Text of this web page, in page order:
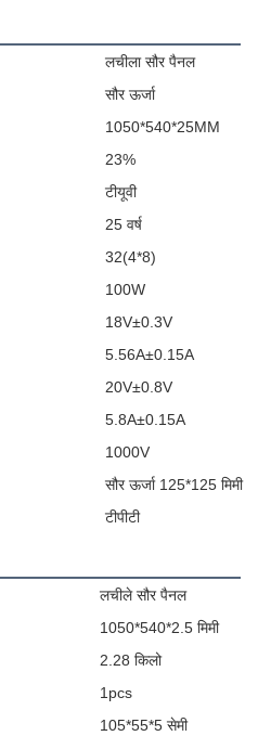
लचीला सौर पैनल
सौर ऊर्जा
1050*540*25MM
23%
टीयूवी
25 वर्ष
32(4*8)
100W
18V±0.3V
5.56A±0.15A
20V±0.8V
5.8A±0.15A
1000V
सौर ऊर्जा 125*125 मिमी
टीपीटी
लचीले सौर पैनल
1050*540*2.5 मिमी
2.28 किलो
1pcs
105*55*5 सेमी